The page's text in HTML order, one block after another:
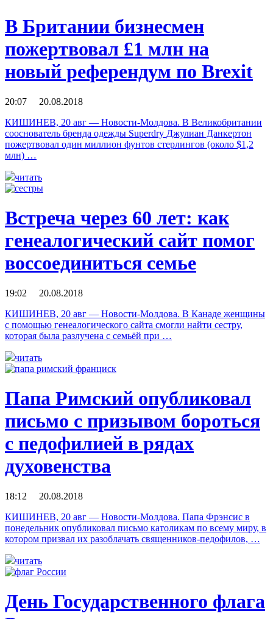
В Британии бизнесмен
пожертвовал £1 млн на
новый референдум по Brexit
20:07 20.08.2018
КИШИНЕВ, 20 авг — Новости-Молдова. В Великобритании
сооснователь бренда одежды Superdry Джулиан Данкертон
пожертвовал один миллион фунтов стерлингов (около $1,2
млн) …
читать
Встреча через 60 лет: как
генеалогический сайт помог
воссоединиться семье
19:02 20.08.2018
КИШИНЕВ, 20 авг — Новости-Молдова. В Канаде женщины
с помощью генеалогического сайта смогли найти сестру,
которая была разлучена с семьёй при …
читать
Папа Римский опубликовал
письмо с призывом бороться
с педофилией в рядах
духовенства
18:12 20.08.2018
КИШИНЕВ, 20 авг — Новости-Молдова. Папа Фрэнсис в
понедельник опубликовал письмо католикам по всему миру, в
котором призвал их разоблачать священников-педофилов, …
читать
День Государственного флага